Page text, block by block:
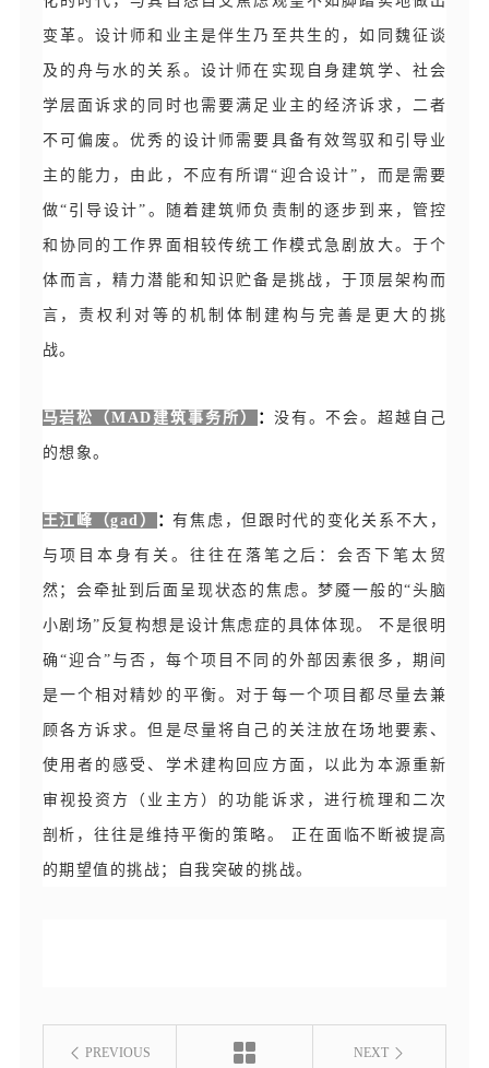
变革。设计师和业主是伴生乃至共生的，如同魏征谈
及的舟与水的关系。设计师在实现自身建筑学、社会
学层面诉求的同时也需要满足业主的经济诉求，二者
不可偏废。优秀的设计师需要具备有效驾驭和引导业
主的能力，由此，不应有所谓“迎合设计”，而是需要
做“引导设计”。随着建筑师负责制的逐步到来，管控
和协同的工作界面相较传统工作模式急剧放大。于个
体而言，精力潜能和知识贮备是挑战，于顶层架构而
言，责权利对等的机制体制建构与完善是更大的挑
战。
马岩松（MAD建筑事务所） ： 没有。不会。超越自己
的想象。
王江峰（gad） ：有焦虑，但跟时代的变化关系不大，
与项目本身有关。往往在落笔之后：会否下笔太贸
然；会牵扯到后面呈现状态的焦虑。梦魇一般的“头脑
小剧场”反复构想是设计焦虑症的具体体现。 不是很明
确“迎合”与否，每个项目不同的外部因素很多，期间
是一个相对精妙的平衡。对于每一个项目都尽量去兼
顾各方诉求。但是尽量将自己的关注放在场地要素、
使用者的感受、学术建构回应方面，以此为本源重新
审视投资方（业主方）的功能诉求，进行梳理和二次
剖析，往往是维持平衡的策略。 正在面临不断被提高
的期望值的挑战；自我突破的挑战。
PREVIOUS NEXT